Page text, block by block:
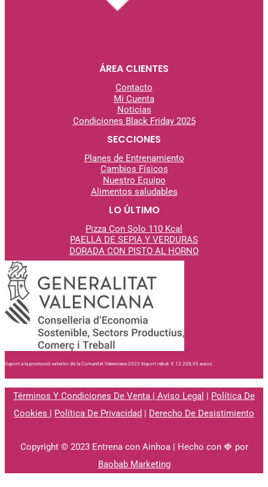
ÁREA CLIENTES
Contacto
Mi Cuenta
Noticias
Condiciones Black Friday 2025
SECCIONES
Planes de Entrenamiento
Cambios Físicos
Nuestro Equipo
Alimentos saludables
LO ÚLTIMO
Pizza Con Solo 110 Kcal
PAELLA DE SEPIA Y VERDURAS
DORADA CON PISTO AL HORNO
Suport a la promoció exterior de la Comunitat Valenciana 2022 Import rebut: € 12.208,95 euros.
Términos Y Condiciones De Venta | Aviso Legal | Política De
Cookies | Política De Privacidad | Derecho De Desistimiento
Copyright © 2023 Entrena con Ainhoa | Hecho con 🍓 por
Baobab Marketing